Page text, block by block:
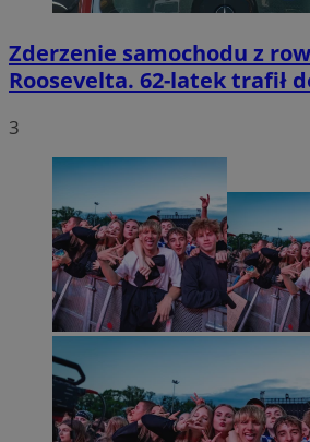
Zderzenie samochodu z
Roosevelta. 62-latek trafił
3